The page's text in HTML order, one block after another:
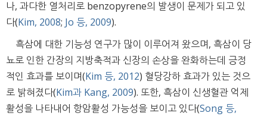
나, 과다한 열처리로 benzopyrene의 발생이 문제가 되고 있
다(Kim, 2008; Jo 등, 2009).
흑삼에 대한 기능성 연구가 많이 이루어져 왔으며, 흑삼이 당
뇨로 인한 간장의 지방축적과 신장의 손상을 완화하는데 긍정
적인 효과를 보이며(Kim 등, 2012) 혈당강하 효과가 있는 것으
로 밝혀졌다(Kim과 Kang, 2009). 또한, 흑삼이 신생혈관 억제
활성을 나타내어 항암활성 가능성을 보이고 있다(Song 등,